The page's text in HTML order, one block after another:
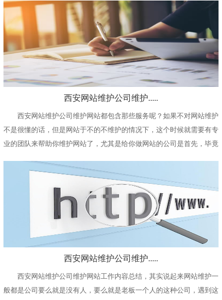
西安网站维护公司维护.....
西安网站维护公司维护网站都包含那些服务呢？如果不对网站维护
不是很懂的话，但是网站于不的不维护的情况下，这个时候就需要有专
业的团队来帮助你维护网站了，尤其是给你做网站的公司是首先，毕竟
西安网站维护公司维护.....
西安网站维护公司维护网站工作内容总结，其实说起来网站维护一
般都是公司要么就是没有人，要么就是老板一个人的这种公司，遇到这